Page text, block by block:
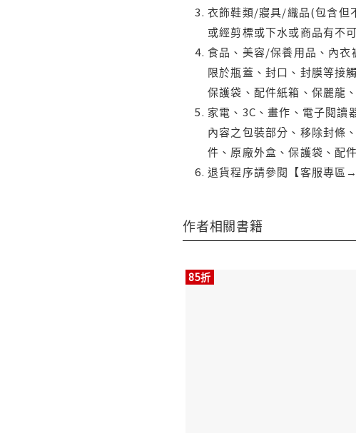
衣飾鞋類/寢具/織品(包含但
或經剪標或下水或商品有不
食品、美容/保養用品、內
限於瓶蓋、封口、封膜等接
保護袋、配件紙箱、保麗龍
家電、3C、畫作、電子閱讀
內容之包裝部分、移除封條
件、原廠外盒、保護袋、配
退貨程序請參閱【客服專區
作者相關書籍
85折